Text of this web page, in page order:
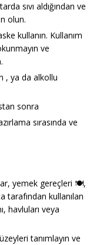
sıvı aldığından ve
olun.
kullanın. Kullanım
ve
, ya da alkollu
sonra
sırasında ve
yemek gereçleri 🍽,
tarafından kullanılan
havluları veya
tanımlayın ve